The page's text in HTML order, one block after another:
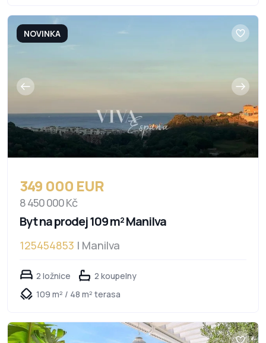
NOVINKA
349 000 EUR
8 450 000 Kč
Byt na prodej 109 m² Manilva
125454853 | Manilva
2 ložnice
2 koupelny
109 m² / 48 m² terasa